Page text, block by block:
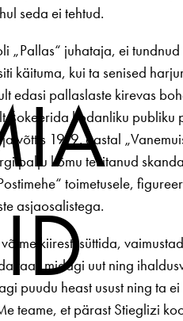
seda ei tehtud.
„Pallas“ juhataja, ei
käituma, kui ta senised
edasi pallaslaste kirevas
šokeerida kodanliku publiku
võttis 1919. aastal
palju kõmu tekitanud
toimetusele,
asjaosalistega.
kiiresti süttida,
taas midagi uut ning
puudu heast usust ning ta
teame, et pärast Stieglizi